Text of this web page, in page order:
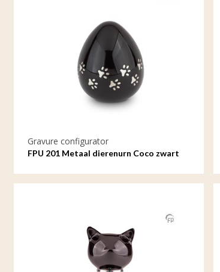
Gravure configurator
FPU 201 Metaal dierenurn Coco zwart